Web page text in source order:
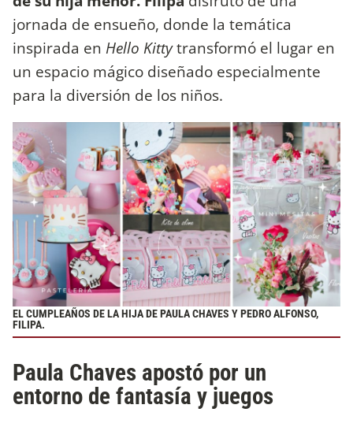
jornada de ensueño, donde la temática
inspirada en Hello Kittytransformó el lugar en
un espacio mágico diseñado especialmente
para la diversión de los niños.
EL CUMPLEAÑOS DE LA HIJA DE PAULA CHAVES Y PEDRO ALFONSO,
FILIPA.
Paula Chaves apostó por un
entorno de fantasía y juegos